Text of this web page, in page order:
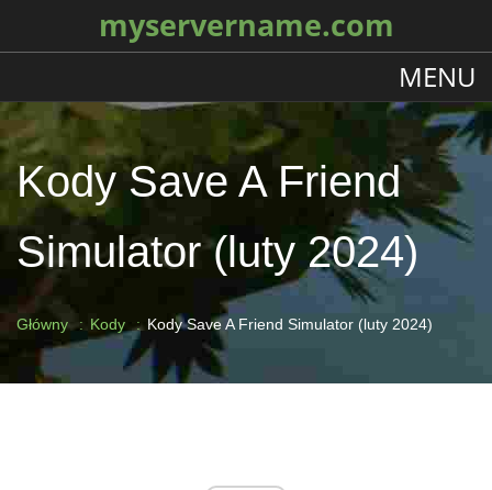
myservername.com
MENU
Kody Save A Friend
Simulator (luty 2024)
Główny Kody Kody Save A Friend Simulator (luty 2024)